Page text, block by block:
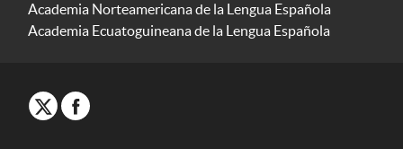
Academia Norteamericana de la Lengua Española
Academia Ecuatoguineana de la Lengua Española